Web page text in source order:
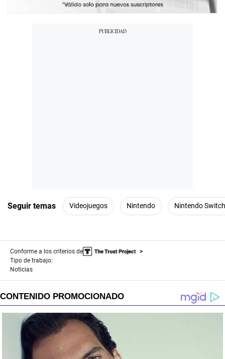
Seguir temas Videojuegos Nintendo Nintendo
Conforme a los criterios de
Tipo de trabajo:
Noticias